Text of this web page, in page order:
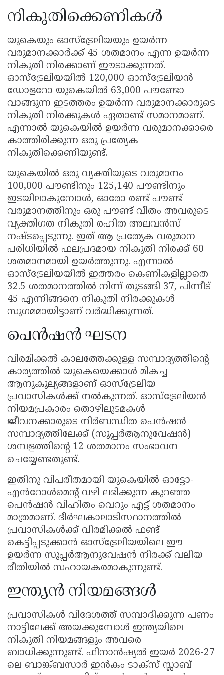
നികുതിക്കെണികൾ
യുകെയും ഓസ്‌ട്രേലിയയും ഉയർന്ന
വരുമാനക്കാർക്ക് 45 ശതമാനം എന്ന ഉയർന്ന
നികുതി നിരക്കാണ് ഈടാക്കുന്നത്.
ഓസ്‌ട്രേലിയയിൽ 120,000 ഓസ്‌ട്രേലിയൻ
ഡോളറോ യുകെയിൽ 63,000 പൗണ്ടോ
വാങ്ങുന്ന ഇടത്തരം ഉയർന്ന വരുമാനക്കാരുടെ
നികുതി നിരക്കുകൾ ഏതാണ്ട് സമാനമാണ്.
എന്നാൽ യുകെയിൽ ഉയർന്ന വരുമാനക്കാരെ
കാത്തിരിക്കുന്ന ഒരു പ്രത്യേക
നികുതിക്കെണിയുണ്ട്.
യുകെയിൽ ഒരു വ്യക്തിയുടെ വരുമാനം
100,000 പൗണ്ടിനും 125,140 പൗണ്ടിനും
ഇടയിലാകുമ്പോൾ, ഓരോ രണ്ട് പൗണ്ട്
വരുമാനത്തിനും ഒരു പൗണ്ട് വീതം അവരുടെ
വ്യക്തിഗത നികുതി രഹിത അലവൻസ്
നഷ്ടപ്പെടുന്നു. ഇത് ആ പ്രത്യേക വരുമാന
പരിധിയിൽ ഫലപ്രദമായ നികുതി നിരക്ക് 60
ശതമാനമായി ഉയർത്തുന്നു. എന്നാൽ
ഓസ്‌ട്രേലിയയിൽ ഇത്തരം കെണികളില്ലാതെ
32.5 ശതമാനത്തിൽ നിന്ന് തുടങ്ങി 37, പിന്നീട്
45 എന്നിങ്ങനെ നികുതി നിരക്കുകൾ
സുഗമമായിട്ടാണ് വർദ്ധിക്കുന്നത്.
പെൻഷൻ ഘടന
വിരമിക്കൽ കാലത്തേക്കുള്ള സമ്പാദ്യത്തിന്റെ
കാര്യത്തിൽ യുകെയെക്കാൾ മികച്ച
ആനുകൂല്യങ്ങളാണ് ഓസ്‌ട്രേലിയ
പ്രവാസികൾക്ക് നൽകുന്നത്. ഓസ്‌ട്രേലിയൻ
നിയമപ്രകാരം തൊഴിലുടമകൾ
ജീവനക്കാരുടെ നിർബന്ധിത പെൻഷൻ
സമ്പാദ്യത്തിലേക്ക് (സൂപ്പർആനുവേഷൻ)
ശമ്പളത്തിന്റെ 12 ശതമാനം സംഭാവന
ചെയ്യേണ്ടതുണ്ട്.
ഇതിനു വിപരീതമായി യുകെയിൽ ഓട്ടോ-
എൻറോൾമെന്റ് വഴി ലഭിക്കുന്ന കുറഞ്ഞ
പെൻഷൻ വിഹിതം വെറും എട്ട് ശതമാനം
മാത്രമാണ്. ദീർഘകാലാടിസ്ഥാനത്തിൽ
പ്രവാസികൾക്ക് വിരമിക്കൽ ഫണ്ട്
കെട്ടിപ്പടുക്കാൻ ഓസ്‌ട്രേലിയയിലെ ഈ
ഉയർന്ന സൂപ്പർആനുവേഷൻ നിരക്ക് വലിയ
രീതിയിൽ സഹായകരമാകുന്നുണ്ട്.
ഇന്ത്യൻ നിയമങ്ങൾ
പ്രവാസികൾ വിദേശത്ത് സമ്പാദിക്കുന്ന പണം
നാട്ടിലേക്ക് അയക്കുമ്പോൾ ഇന്ത്യയിലെ
നികുതി നിയമങ്ങളും അവരെ
ബാധിക്കുന്നുണ്ട്. ഫിനാൻഷ്യൽ ഇയർ 2026-27
ലെ ബാങ്ക്ബസാർ ഇൻകം ടാക്സ് സ്ലാബ്